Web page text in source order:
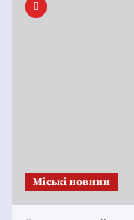
Mіські новини